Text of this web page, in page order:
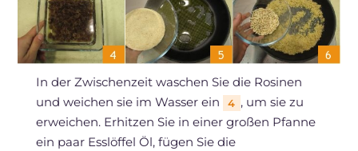
In der Zwischenzeit waschen Sie die Rosinen
und weichen sie im Wasser ein
4 , um sie zu
erweichen. Erhitzen Sie in einer großen Pfanne
ein paar Esslöffel Öl, fügen Sie die